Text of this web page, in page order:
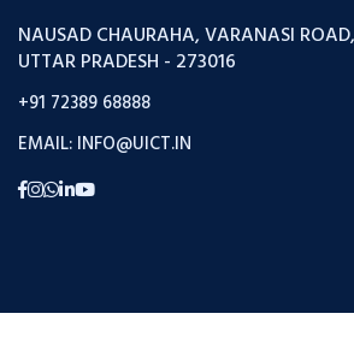
NAUSAD CHAURAHA, VARANASI
UTTAR PRADESH - 273016
+91 72389 68888
EMAIL: INFO@UICT.IN